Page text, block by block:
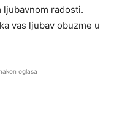
radosti.
vas ljubav obuzme u
oglasa